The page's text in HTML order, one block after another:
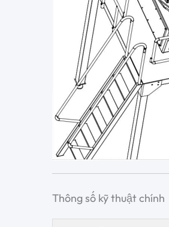
Thông số kỹ thuật chính